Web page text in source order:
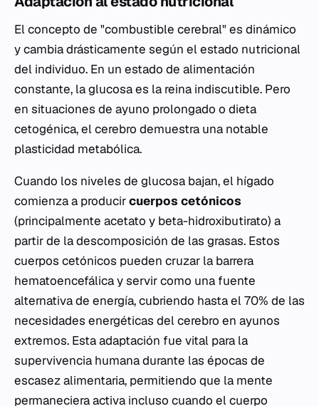
El concepto de "combustible cerebral" es dinámico
y cambia drásticamente según el estado nutricional
del individuo. En un estado de alimentación
constante, la glucosa es la reina indiscutible. Pero
en situaciones de ayuno prolongado o dieta
cetogénica, el cerebro demuestra una notable
plasticidad metabólica.
Cuando los niveles de glucosa bajan, el hígado
comienza a producircuerpos cetónicos
(principalmente acetato y beta-hidroxibutirato) a
partir de la descomposición de las grasas. Estos
cuerpos cetónicos pueden cruzar la barrera
hematoencefálica y servir como una fuente
alternativa de energía, cubriendo hasta el 70% de las
necesidades energéticas del cerebro en ayunos
extremos. Esta adaptación fue vital para la
supervivencia humana durante las épocas de
escasez alimentaria, permitiendo que la mente
permaneciera activa incluso cuando el cuerpo